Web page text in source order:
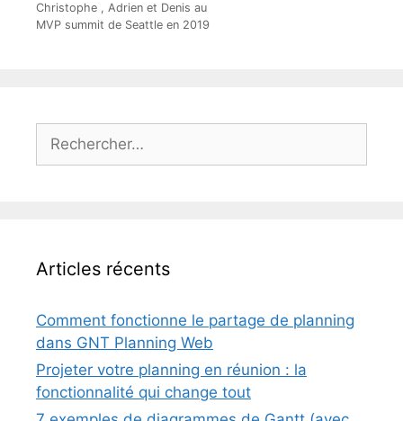
Christophe , Adrien et Denis au
MVP summit de Seattle en 2019
Rechercher :
Articles récents
Comment fonctionne le partage de planning
dans GNT Planning Web
Projeter votre planning en réunion : la
fonctionnalité qui change tout